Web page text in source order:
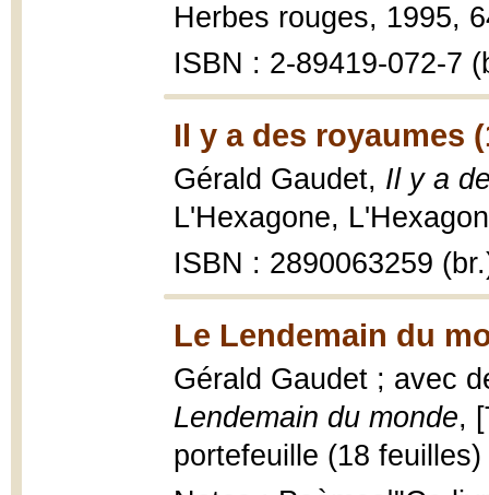
Herbes rouges, 1995,
ISBN : 2-89419-072-7
Il y a des royaumes
Gérald Gaudet, Il y a
L'Hexagone,
ISBN : 2890063259
Le Lendemain du
Gérald Gaudet ; avec
Lendemain du monde,
portefeuille (18